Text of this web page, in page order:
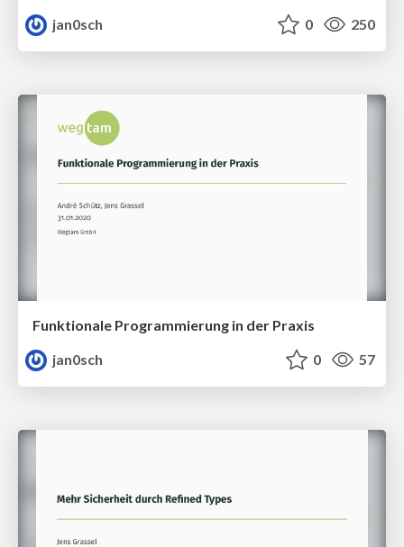
jan0sch
0 250
Funktionale Programmierung in der Praxis
jan0sch
0 57